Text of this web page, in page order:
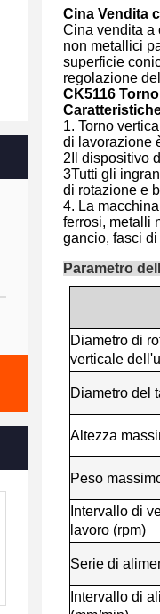
Cina Vendita
Cina vendita a
non metallici
superficie
regolazione
CK5116
1. Torno
di lavorazione
2Il dispositivo
3Tutti gli
di rotazione e
4. La
ferrosi, metalli
gancio, fasci
Parametro
Diametro di
verticale
Diametro del
Altezza
Peso
Intervallo di
lavoro (rpm)
Serie di
Intervallo di